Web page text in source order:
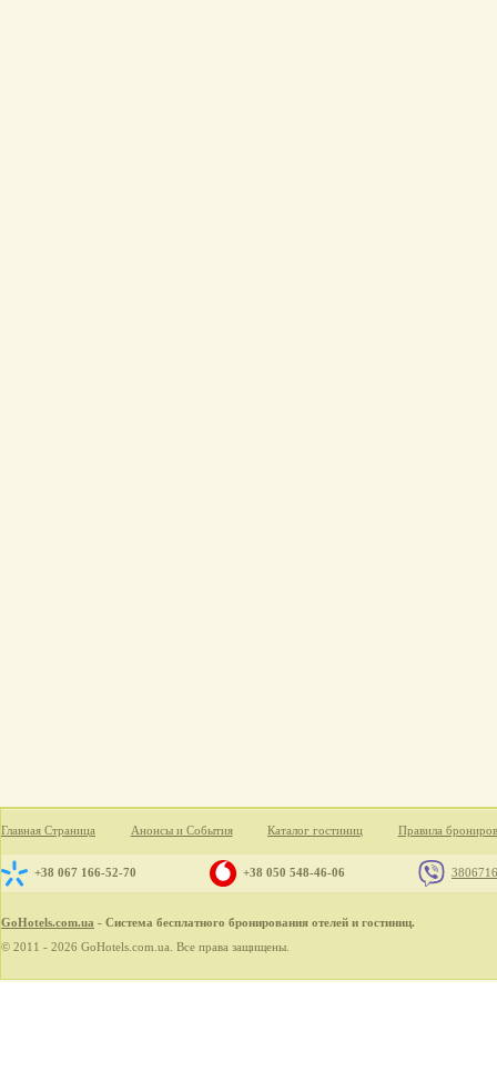
Главная Страница Анонсы и События Каталог гостиниц Правила
+38 067 166-52-70 +38 050 548-46-06
GoHotels.com.ua - Система бесплатного бронирования отелей и гостиниц.
© 2011 - 2026 GoHotels.com.ua. Все права защищены.